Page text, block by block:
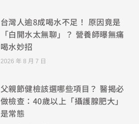
台灣人逾8成喝水不足！ 原因竟是
「白開水太無聊」？ 營養師曝無痛
喝水妙招
2026 年 8 月 7 日
父親節健檢該選哪些項目？ 醫揭必
做檢查：40歲以上「攝護腺肥大」
是常態